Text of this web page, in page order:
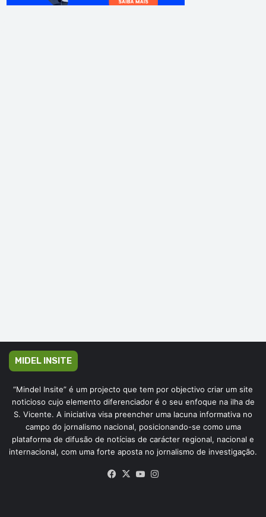
MIDEL INSITE
“Mindel Insite” é um projecto que tem por objectivo criar um site
noticioso cujo elemento diferenciador é o seu enfoque na ilha de
S. Vicente. A iniciativa visa preencher uma lacuna informativa no
campo do jornalismo nacional, posicionando-se como uma
plataforma de difusão de notícias de carácter regional, nacional e
internacional, com uma forte aposta no jornalismo de investigação.
Facebook
X YouTube